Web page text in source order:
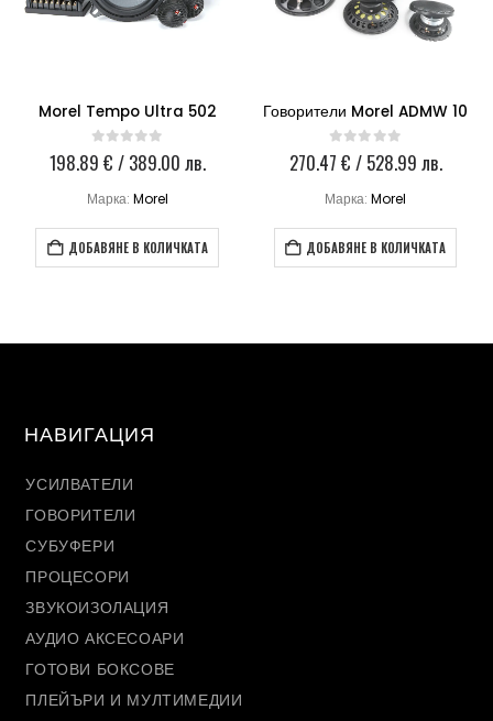
Morel Tempo Ultra 502
0 out of 5
198.89 € / 389.00 лв.
Марка: Morel
ДОБАВЯНЕ В КОЛИЧКАТА
Говорители Morel ADMW 10
0 out of 5
270.47 € / 528.99 лв.
Марка:Morel
ДОБАВЯНЕ В КОЛИЧКАТА
НАВИГАЦИЯ
УСИЛВАТЕЛИ
ГОВОРИТЕЛИ
СУБУФЕРИ
ПРОЦЕСОРИ
ЗВУКОИЗОЛАЦИЯ
АУДИО АКСЕСОАРИ
ГОТОВИ БОКСОВЕ
ПЛЕЙЪРИ И МУЛТИМЕДИИ